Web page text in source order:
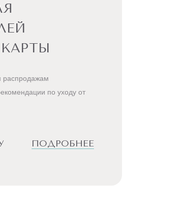
распродажам
по уходу от
ПОДРОБНЕЕ